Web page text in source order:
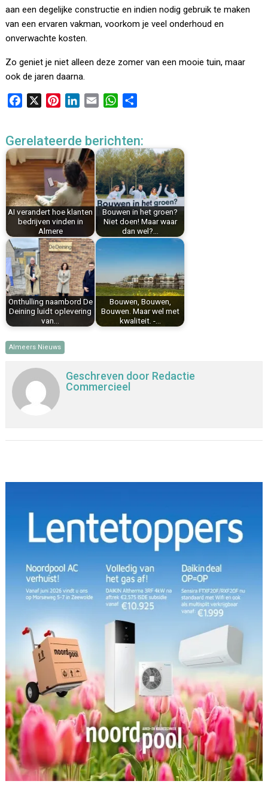
aan een degelijke constructie en indien nodig gebruik te maken
van een ervaren vakman, voorkom je veel onderhoud en
onverwachte kosten.
Zo geniet je niet alleen deze zomer van een mooie tuin, maar
ook de jaren daarna.
e
b
o
o
k
t
e
r
e
s
t
k
e
d
I
n
i
l
W
t
s
A
p
p
e
n
Gerelateerde berichten:
AI verandert hoe klanten
bedrijven vinden in
Almere
Bouwen in het groen?
Niet doen! Maar waar
dan wel?…
Onthulling naambord De
Deining luidt oplevering
van…
Bouwen, Bouwen,
Bouwen. Maar wel met
kwaliteit. -…
Almeers Nieuws
Geschreven door Redactie
Commercieel